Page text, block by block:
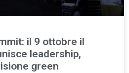
il 9 ottobre il
leadership,
green